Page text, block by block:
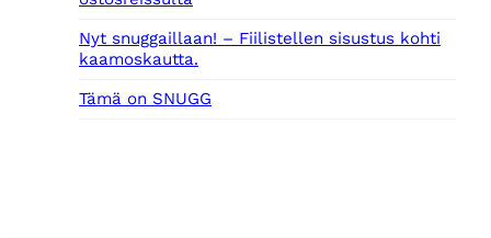
Nyt snuggaillaan! – Fiilistellen sisustus kohti
kaamoskautta.
Tämä on SNUGG